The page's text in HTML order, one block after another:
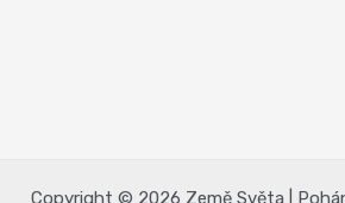
Copyright © 2026 Země Světa |